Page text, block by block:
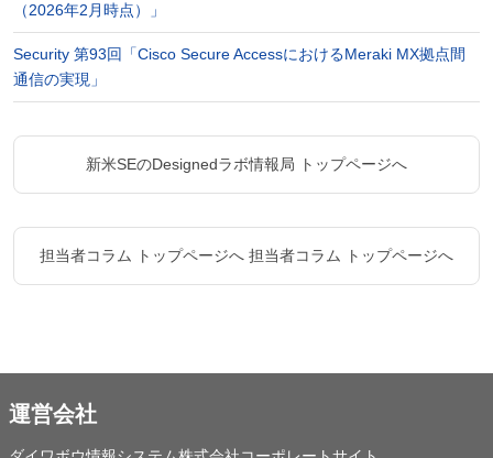
（2026年2月時点）」
Security 第93回「Cisco Secure AccessにおけるMeraki MX拠点間
通信の実現」
新米SEのDesignedラボ情報局 トップページへ
担当者コラム トップページへ 担当者コラム トップページへ
運営会社